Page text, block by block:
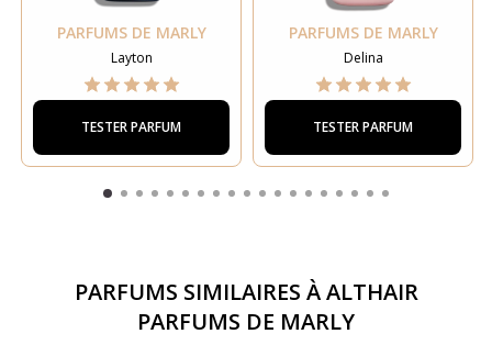
PARFUMS DE MARLY
Layton
TESTER PARFUM
PARFUMS DE MARLY
Delina
TESTER PARFUM
PARFUMS SIMILAIRES ÀALTHAIR
PARFUMS DE MARLY